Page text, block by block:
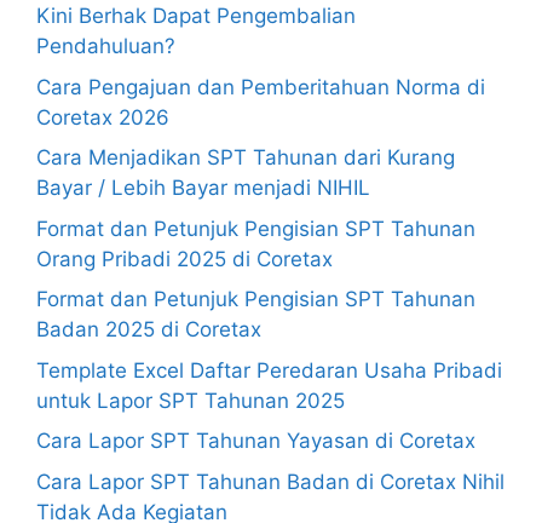
Kini Berhak Dapat Pengembalian
Pendahuluan?
Cara Pengajuan dan Pemberitahuan Norma di
Coretax 2026
Cara Menjadikan SPT Tahunan dari Kurang
Bayar / Lebih Bayar menjadi NIHIL
Format dan Petunjuk Pengisian SPT Tahunan
Orang Pribadi 2025 di Coretax
Format dan Petunjuk Pengisian SPT Tahunan
Badan 2025 di Coretax
Template Excel Daftar Peredaran Usaha Pribadi
untuk Lapor SPT Tahunan 2025
Cara Lapor SPT Tahunan Yayasan di Coretax
Cara Lapor SPT Tahunan Badan di Coretax Nihil
Tidak Ada Kegiatan